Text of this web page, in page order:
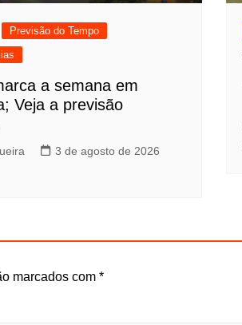
Previsão do Tempo
a semana em
Veja a previsão
3 de agosto de 2026
marcados com *